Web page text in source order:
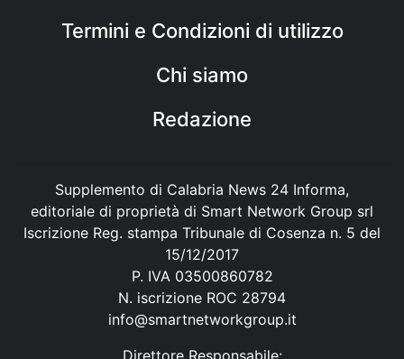
Termini e Condizioni di utilizzo
Chi siamo
Redazione
Supplemento di Calabria News 24 Informa,
editoriale di proprietà di Smart Network Group srl
Iscrizione Reg. stampa Tribunale di Cosenza n. 5 del
15/12/2017
P. IVA 03500860782
N. iscrizione ROC 28794
info@smartnetworkgroup.it